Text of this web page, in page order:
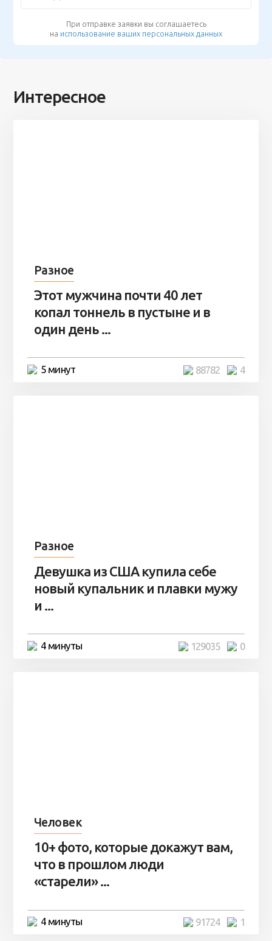
При отправке заявки вы соглашаетесь
на использование ваших персональных данных
Интересное
Разное
Этот мужчина почти 40 лет
копал тоннель в пустыне и в
один день ...
5 минут 4
88782
Разное
Девушка из США купила себе
новый купальник и плавки мужу
и ...
4 минуты 0
129035
Человек
10+ фото, которые докажут вам,
что в прошлом люди
«старели» ...
4 минуты 1
91724